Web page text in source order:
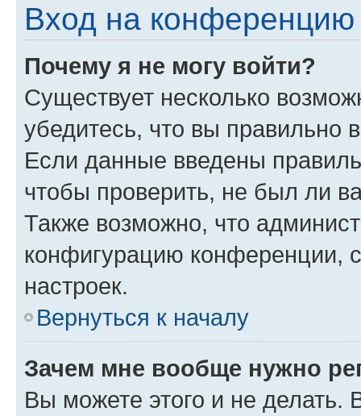
Вход на конференцию
Почему я не могу войти?
Существует несколько
убедитесь, что вы правильно
Если данные введены
чтобы проверить, не был ли
Также возможно, что
конфигурацию конференции,
настроек.
Вернуться к началу
Зачем мне вообще нужно
Вы можете этого и не делать.